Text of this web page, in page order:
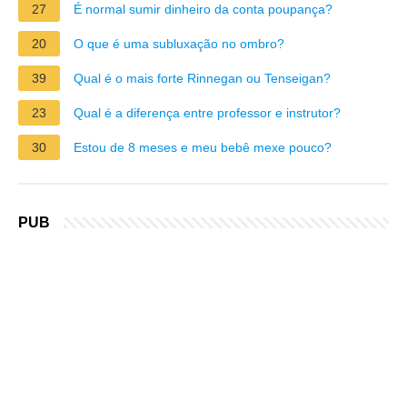
27 É normal sumir dinheiro da conta poupança?
20 O que é uma subluxação no ombro?
39 Qual é o mais forte Rinnegan ou Tenseigan?
23 Qual é a diferença entre professor e instrutor?
30 Estou de 8 meses e meu bebê mexe pouco?
PUB